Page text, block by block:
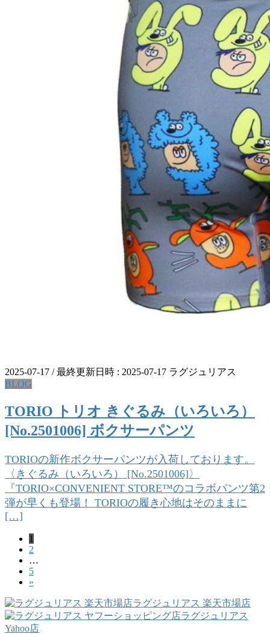
2025-07-17 / 最終更新日時 : 2025-07-17 ラグジュリアス
BLOG
TORIO トリオ きぐるみ（いろいろ）
[No.2501006] ボクサーパンツ
TORIOの新作ボクサーパンツが入荷しております。
〈きぐるみ（いろいろ） [No.2501006]〉
『TORIO×CONVENIENT STORE™のコラボパンツ第2
弾が早くも登場！ TORIOの履き心地はそのままに
[…]
ペ
ー
固
定
ペ
ー
ジ
1
固
定
ペ
ー
ジ
2
…
固
定
ペ
ー
ジ
5
»
ラグジュリアス 楽天市場店
ラグジュリアス
Yahoo店